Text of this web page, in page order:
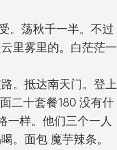
。荡秋千一半。不过
里雾里的。白茫茫一
。抵达南天门。登上
二十套餐180 没有什
一样。他们三个一人
。面包 魔芋辣条。